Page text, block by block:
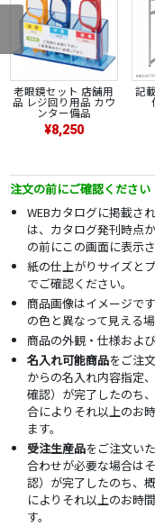
老眼鏡セット 店舗用
品 レジ回り用品 カウ
ンター備品
¥8,250
記
注文の前にご確認ください
WEBカタログに掲載さ
は、カタログ発刊時点
の前にこの画面に表示
紙の仕上がりサイズと
でご確認ください。
商品画像はイメージで
の色と異なって見える場
商品の外観・仕様およ
名入れ可能商品をご注
からの名入れ内容指定
確認）が完了したのち
合によりそれ以上のお
ます。
受注生産品をご注文い
合わせが必要な場合は
認）が完了したのち、
によりそれ以上のお時
す。